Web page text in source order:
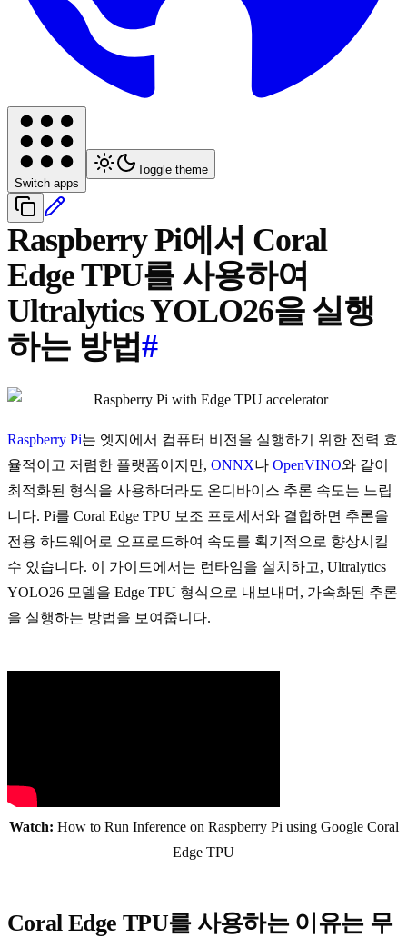
Switch apps
Toggle theme
Raspberry Pi에서 Coral
Edge TPU를 사용하여
Ultralytics YOLO26을 실행
하는 방법#
Raspberry Pi는 엣지에서 컴퓨터 비전을 실행하기 위한 전력 효
율적이고 저렴한 플랫폼이지만, ONNX나 OpenVINO와 같이
최적화된 형식을 사용하더라도 온디바이스 추론 속도는 느립
니다. Pi를 Coral Edge TPU 보조 프로세서와 결합하면 추론을
전용 하드웨어로 오프로드하여 속도를 획기적으로 향상시킬
수 있습니다. 이 가이드에서는 런타임을 설치하고, Ultralytics
YOLO26 모델을 Edge TPU 형식으로 내보내며, 가속화된 추론
을 실행하는 방법을 보여줍니다.
Watch: How to Run Inference on Raspberry Pi using Google Coral
Edge TPU
Coral Edge TPU를 사용하는 이유는 무